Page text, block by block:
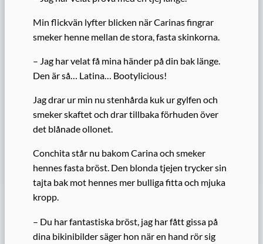
Min flickvän lyfter blicken när Carinas fingrar
smeker henne mellan de stora, fasta skinkorna.
– Jag har velat få mina händer på din bak länge.
Den är så… Latina… Bootylicious!
Jag drar ur min nu stenhårda kuk ur gylfen och
smeker skaftet och drar tillbaka förhuden över
det blånade ollonet.
Conchita står nu bakom Carina och smeker
hennes fasta bröst. Den blonda tjejen trycker sin
tajta bak mot hennes mer bulliga fitta och mjuka
kropp.
– Du har fantastiska bröst, jag har fått gissa på
dina bikinibilder säger hon när en hand rör sig